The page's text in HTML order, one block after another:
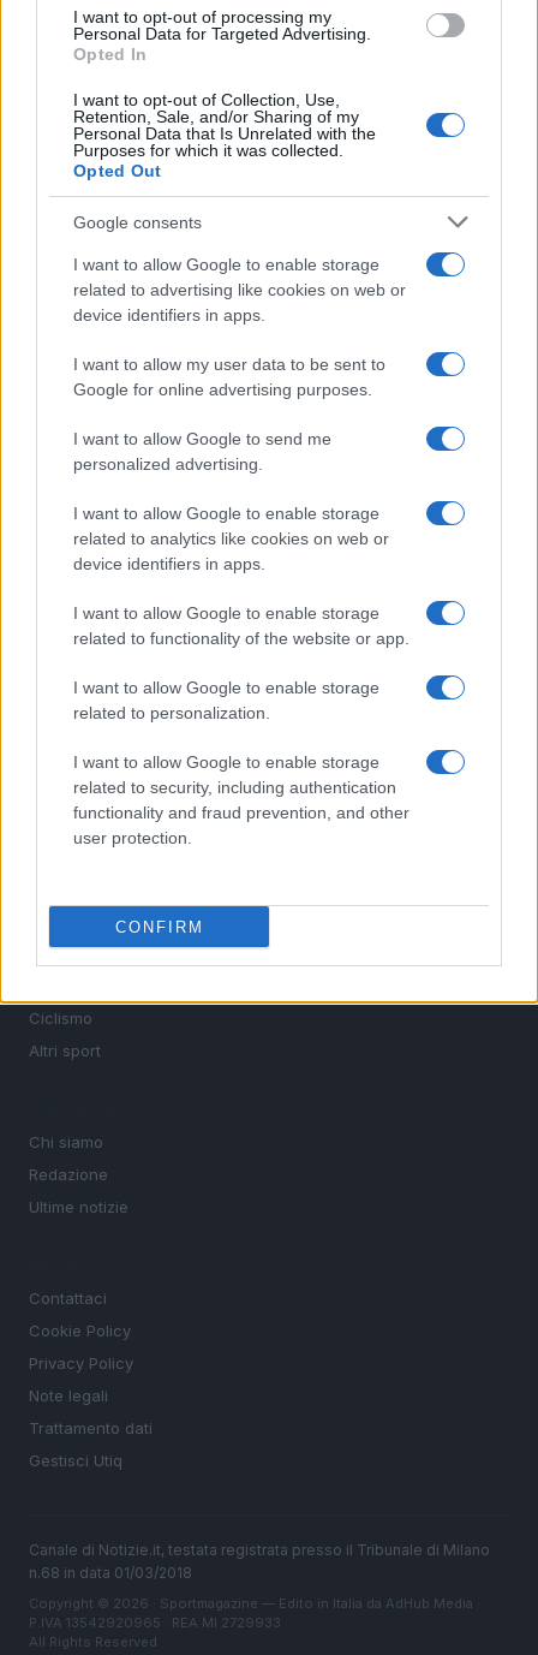
I want to opt-out of processing my
Personal Data for Targeted Advertising.
Opted In
I want to opt-out of Collection, Use,
Retention, Sale, and/or Sharing of my
Personal Data that Is Unrelated with the
Purposes for which it was collected.
Opted Out
Google consents
I want to allow Google to enable storage
related to advertising like cookies on web or
device identifiers in apps.
I want to allow my user data to be sent to
Google for online advertising purposes.
I want to allow Google to send me
personalized advertising.
I want to allow Google to enable storage
related to analytics like cookies on web or
device identifiers in apps.
I want to allow Google to enable storage
related to functionality of the website or app.
I want to allow Google to enable storage
related to personalization.
I want to allow Google to enable storage
related to security, including authentication
functionality and fraud prevention, and other
user protection.
CONFIRM
PIÙ LETTI
Nazionale italiana di basket: ritiro a Folgaria e
amichevoli a Trento
2
FIBA U16 EuroBasket 2026: la formazione italiana e le
partite da seguire
Formula e date dei campionati regionali di basket nelle
Marche
Camp Estivo di Basket: Divertimento e Apprendimento
Europei U18 basket: Italia e Slovenia si sfidano per
Sportmagazine: notizie, approfondimenti e classifiche su
MotoGP e Olimpiadi. Le ultime news dalle competizioni
nazionali e internazionali, gli highlight delle partite, le
le discipline che fanno emozionare gli appassionati di
Basket
Ciclismo
Altri sport
Chi siamo
Redazione
Ultime notizie
Contattaci
Cookie Policy
Privacy Policy
Note legali
Trattamento dati
Gestisci Utiq
Canale di Notizie.it, testata registrata presso il Tribunale di Milano
n.68 in data 01/03/2018
Copyright © 2026 · Sportmagazine — Edito in Italia da AdHub Media
P.IVA 13542920965 · REA MI 2729933
All Rights Reserved